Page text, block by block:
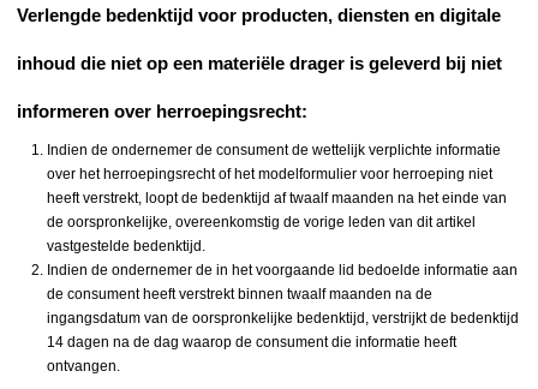
Verlengde bedenktijd voor producten, diensten en digitale
inhoud die niet op een materiële drager is geleverd bij niet
informeren over herroepingsrecht:
Indien de ondernemer de consument de wettelijk verplichte informatie
over het herroepingsrecht of het modelformulier voor herroeping niet
heeft verstrekt, loopt de bedenktijd af twaalf maanden na het einde van
de oorspronkelijke, overeenkomstig de vorige leden van dit artikel
vastgestelde bedenktijd.
Indien de ondernemer de in het voorgaande lid bedoelde informatie aan
de consument heeft verstrekt binnen twaalf maanden na de
ingangsdatum van de oorspronkelijke bedenktijd, verstrijkt de bedenktijd
14 dagen na de dag waarop de consument die informatie heeft
ontvangen.